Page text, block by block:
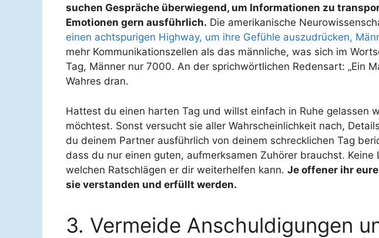
suchen Gespräche überwiegend, um Informationen zu
Emotionen gern ausführlich. Die amerikanische
einen achtspurigen Highway, um ihre Gefühle auszudrücken,
mehr Kommunikationszellen als das männliche, was sich im
Tag, Männer nur 7000. An der sprichwörtlichen Redensart: „Ein
Wahres dran.
Hattest du einen harten Tag und willst einfach in Ruhe gelassen
möchtest. Sonst versucht sie aller Wahrscheinlichkeit nach,
du deinem Partner ausführlich von deinem schrecklichen Tag
dass du nur einen guten, aufmerksamen Zuhörer brauchst.
welchen Ratschlägen er dir weiterhelfen kann. Je offener ihr
sie verstanden und erfüllt werden.
3. Vermeide Anschuldigungen